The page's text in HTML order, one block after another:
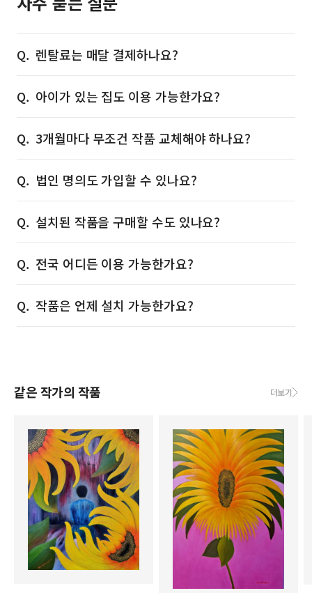
렌탈료는 매달 결제하나요?
아이가 있는 집도 이용 가능한가요?
3개월마다 무조건 작품 교체해야 하나요?
법인 명의도 가입할 수 있나요?
설치된 작품을 구매할 수도 있나요?
전국 어디든 이용 가능한가요?
작품은 언제 설치 가능한가요?
같은 작가의 작품 더보기